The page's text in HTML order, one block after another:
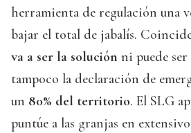
herramienta de regulación una
bajar el total de jabalís.
va a ser la solución ni puede
tampoco la declaración de
un 80% del territorio. El SLG
puntúe a las granjas en